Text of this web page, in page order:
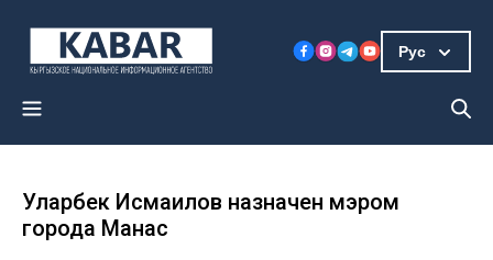
Рус
Уларбек Исмаилов назначен мэром
города Манас